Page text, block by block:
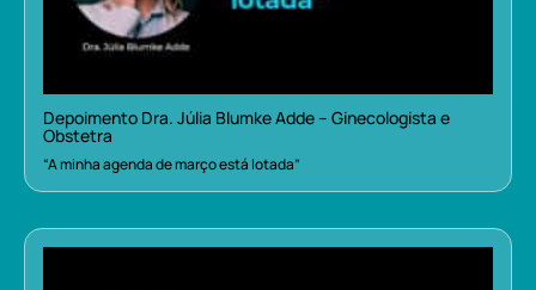
Depoimento Dra. Júlia Blumke Adde – Ginecologista e
Obstetra
“A minha agenda de março está lotada”